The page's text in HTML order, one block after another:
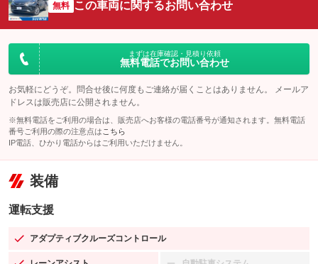
無料 この車両に関するお問い合わせ
まずは在庫確認・見積り依頼
無料電話でお問い合わせ
お気軽にどうぞ。問合せ後に何度もご連絡が届くことはありません。 メールア
ドレスは販売店に公開されません。
※無料電話をご利用の場合は、販売店へお客様の電話番号が通知されます。無料電話
番号ご利用の際の注意点は こちら
IP電話、ひかり電話からはご利用いただけません。
装備
運転支援
アダプティブクルーズコントロール
：装備あり